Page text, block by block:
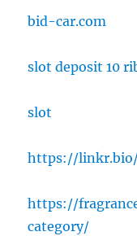
bid-car.com
slot deposit 10
slot
https://
https://
category/